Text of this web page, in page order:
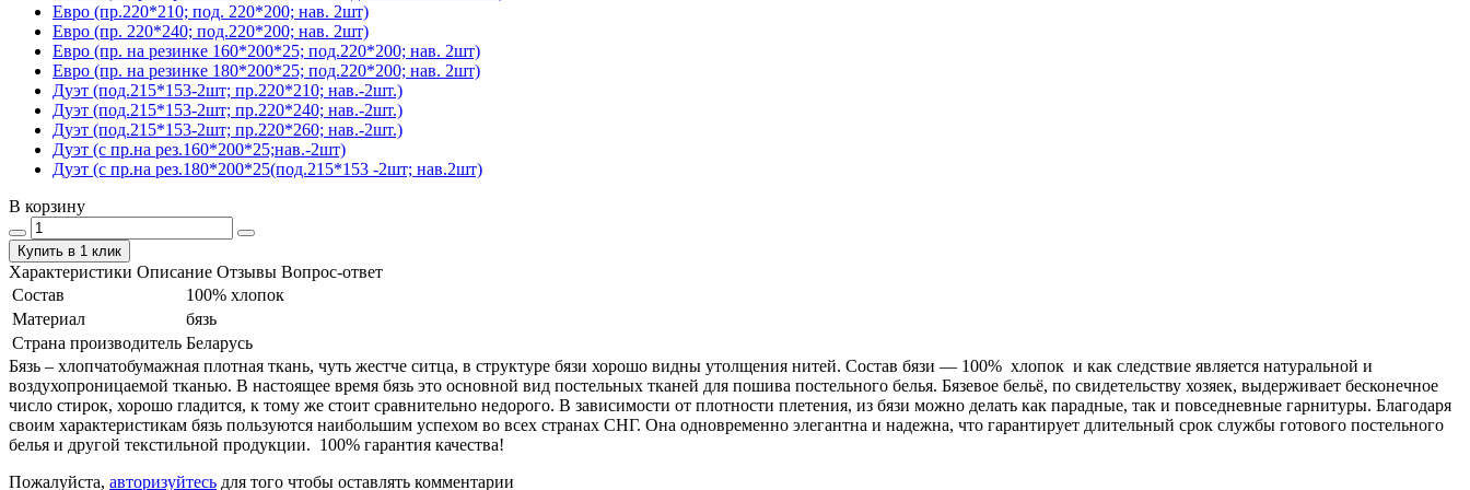
Евро (пр.220*210; под. 220*200; нав. 2шт)
Евро (пр. 220*240; под.220*200; нав. 2шт)
Евро (пр. на резинке 160*200*25; под.220*200; нав. 2шт)
Евро (пр. на резинке 180*200*25; под.220*200; нав. 2шт)
Дуэт (под.215*153-2шт; пр.220*210; нав.-2шт.)
Дуэт (под.215*153-2шт; пр.220*240; нав.-2шт.)
Дуэт (под.215*153-2шт; пр.220*260; нав.-2шт.)
Дуэт (с пр.на рез.160*200*25;нав.-2шт)
Дуэт (с пр.на рез.180*200*25(под.215*153 -2шт; нав.2шт)
В корзину
Купить в 1 клик
Характеристики Описание Отзывы Вопрос-ответ
Состав
100% хлопок
Материал
бязь
Страна производитель Беларусь
Бязь – хлопчатобумажная плотная ткань, чуть жестче ситца, в структуре бязи хорошо видны утолщения нитей. Состав бязи ― 100% хлопок и как следствие является натуральной и
воздухопроницаемой тканью. В настоящее время бязь это основной вид постельных тканей для пошива постельного белья. Бязевое бельё, по свидетельству хозяек, выдерживает бесконечное
число стирок, хорошо гладится, к тому же стоит сравнительно недорого. В зависимости от плотности плетения, из бязи можно делать как парадные, так и повседневные гарнитуры. Благодаря
своим характеристикам бязь пользуются наибольшим успехом во всех странах СНГ. Она одновременно элегантна и надежна, что гарантирует длительный срок службы готового постельного
белья и другой текстильной продукции. 100% гарантия качества!
Пожалуйста, авторизуйтесь для того чтобы оставлять комментарии